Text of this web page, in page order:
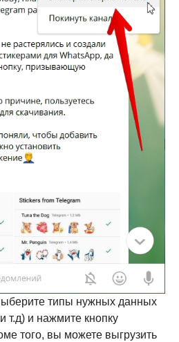
типы нужных данных
т.д) и нажмите кнопку
того, вы можете выгрузить